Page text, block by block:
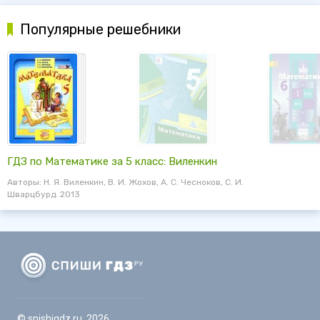
Популярные решебники
ГДЗ по Математике за 5 класс: Виленкин
Авторы: Н. Я. Виленкин, В. И. Жохов, А. С. Чесноков, С. И.
Шварцбурд. 2013